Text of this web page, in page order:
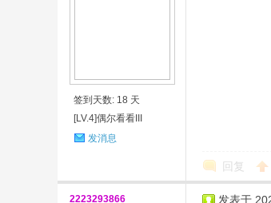
签到天数: 18 天
[LV.4]偶尔看看III
发消息
回复
2223293866 发表于